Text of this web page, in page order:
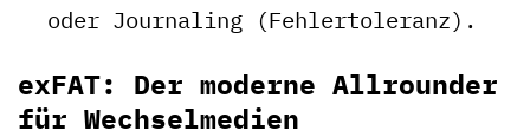
oder Journaling (Fehlertoleranz).
exFAT: Der moderne Allrounder
für Wechselmedien